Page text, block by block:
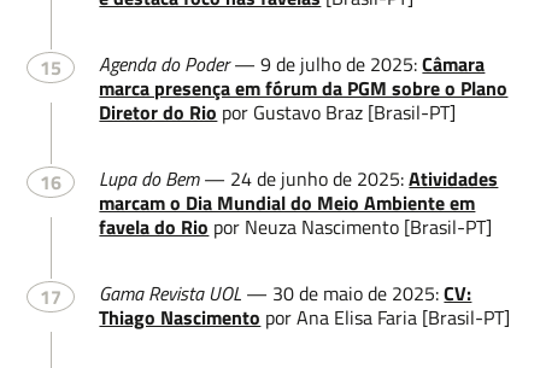
15 Agenda do Poder— 9 de julho de 2025:Câmara
marca presença em fórum da PGM sobre o Plano
Diretor do Rio por Gustavo Braz [Brasil-PT]
16 Lupa do Bem— 24 de junho de 2025:Atividades
marcam o Dia Mundial do Meio Ambiente em
favela do Rio por Neuza Nascimento [Brasil-PT]
17 Gama Revista UOL — 30 de maio de 2025:CV:
Thiago Nascimento por Ana Elisa Faria [Brasil-PT]